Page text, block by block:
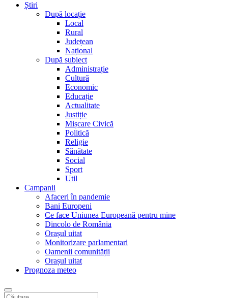
Știri
După locație
Local
Rural
Județean
Național
După subiect
Administrație
Cultură
Economic
Educație
Actualitate
Justiție
Mișcare Civică
Politică
Religie
Sănătate
Social
Sport
Util
Campanii
Afaceri în pandemie
Bani Europeni
Ce face Uniunea Europeană pentru mine
Dincolo de România
Orașul uitat
Monitorizare parlamentari
Oamenii comunității
Orașul uitat
Prognoza meteo